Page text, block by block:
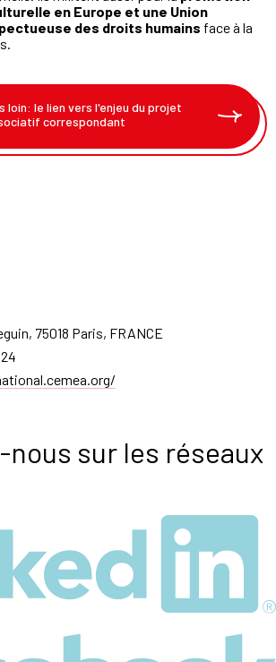
en Europe et une Union
des droits humains face à la
loin: le lien vers l'enjeu du projet
correspondant
75018 Paris, FRANCE
nous sur les réseaux